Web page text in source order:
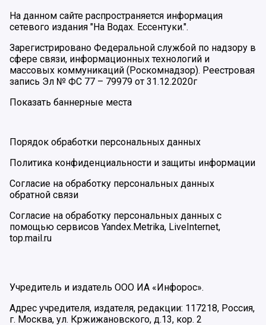
На данном сайте распространяется информация
сетевого издания "На Водах. Ессентуки.".
Зарегистрировано Федеральной службой по надзору в
сфере связи, информационных технологий и
массовых коммуникаций (Роскомнадзор). Реестровая
запись Эл № ФС 77 – 79979 от 31.12.2020г
Показать баннерные места
Порядок обработки персональных данных
Политика конфиденциальности и защиты информации
Согласие на обработку персональных данных
обратной связи
Согласие на обработку персональных данных с
помощью сервисов Yandex.Metrika, LiveInternet,
top.mail.ru
Учредитель и издатель ООО ИА «Инфорос».
Адрес учредителя, издателя, редакции: 117218, Россия,
г. Москва, ул. Кржижановского, д.13, кор. 2